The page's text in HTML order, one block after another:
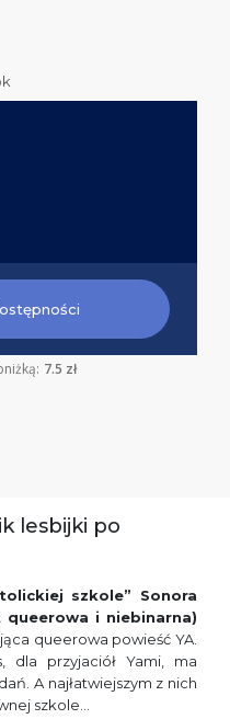
7.5 zł
lesbijki po
szkole” Sonora
i niebinarna)
queerowa powieść YA.
dla przyjaciół Yami, ma
A najłatwiejszym z nich
szkole…